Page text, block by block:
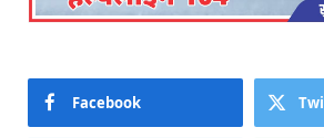
Facebook